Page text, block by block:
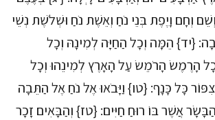
וְחָם וָיֶפֶת בְּנֵי נֹחַ וְאֵשֶׁת נֹחַ וּשְׁלֹשֶׁת נְשֵׁי
{יד} הֵמָּה וְכָל הַחַיָּה לְמִינָהּ וְכָל
הָרֶמֶשׂ הָרֹמֵשׂ עַל הָאָרֶץ לְמִינֵהוּ וְכָל
כָּל כָּנָף: {טו} וַיָּבֹאוּ אֶל נֹחַ אֶל הַתֵּבָה
אֲשֶׁר בּוֹ רוּחַ חַיִּים: {טז} וְהַבָּאִים זָכָר